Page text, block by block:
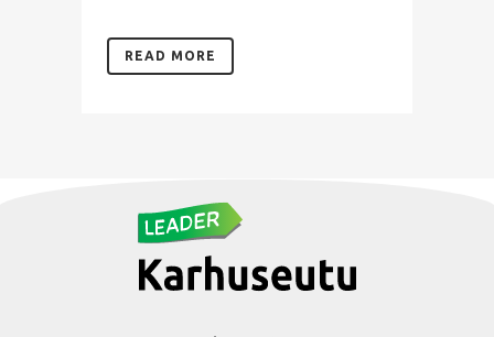
READ MORE